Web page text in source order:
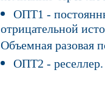
ОПТ1 -
отрицательной
Объемная разовая
ОПТ2 -